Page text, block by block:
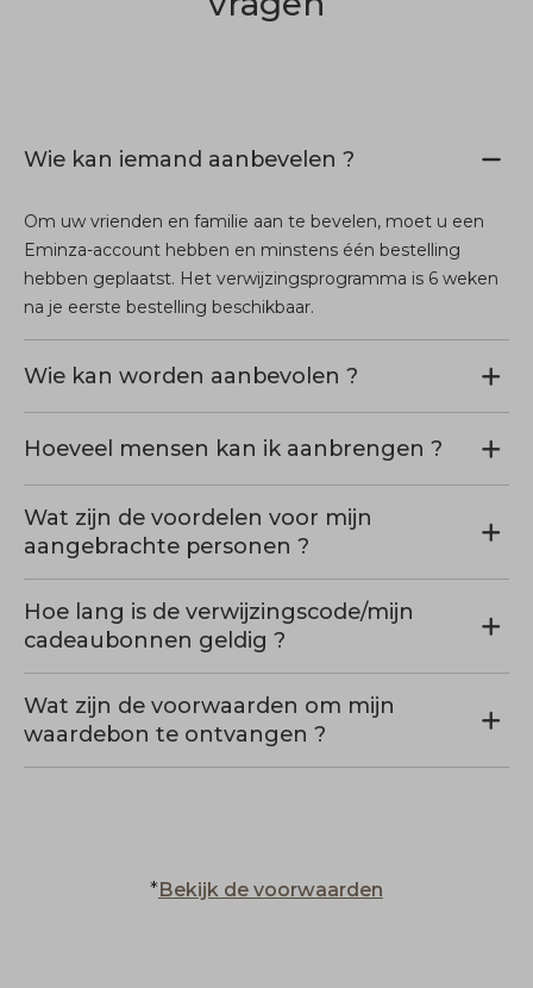
Wie kan iemand aanbevelen ?
Om uw vrienden en familie aan te bevelen, moet u een
Eminza-account hebben en minstens één bestelling
hebben geplaatst. Het verwijzingsprogramma is 6 weken
na je eerste bestelling beschikbaar.
Wie kan worden aanbevolen ?
Hoeveel mensen kan ik aanbrengen ?
Wat zijn de voordelen voor mijn
aangebrachte personen ?
Hoe lang is de verwijzingscode/mijn
cadeaubonnen geldig ?
Wat zijn de voorwaarden om mijn
waardebon te ontvangen ?
*Bekijk de voorwaarden